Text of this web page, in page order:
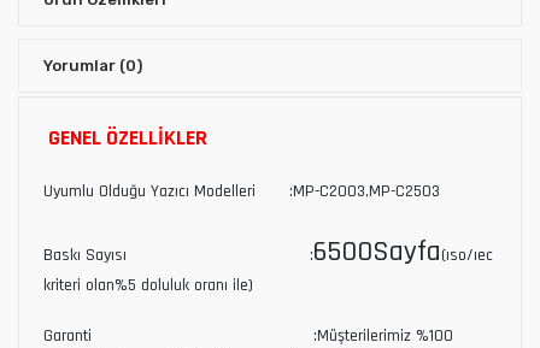
Yorumlar (0)
GENEL ÖZELLİKLER
Uyumlu Olduğu Yazıcı Modelleri :MP-C2003,MP-C2503
Baskı Sayısı :6500Sayfa(ıso/ıec
kriteri olan%5 doluluk oranı ile)
Garanti :Müşterilerimiz %100